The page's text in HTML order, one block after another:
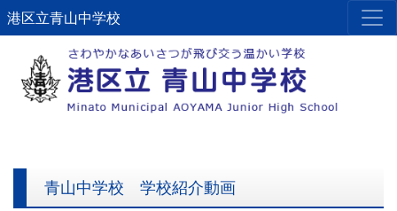
港区立青山中学校
青山中学校 学校紹介動画